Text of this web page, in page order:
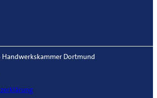
Dortmund